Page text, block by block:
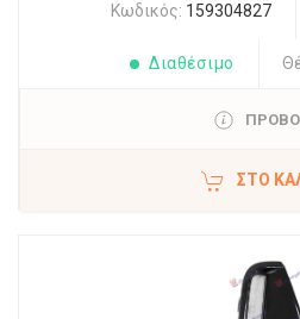
Κωδικός: 159304827
Διαθέσιμο
ΣΤΟ